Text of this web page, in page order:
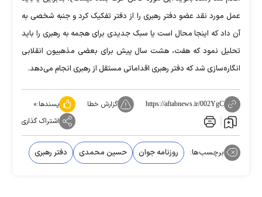
عمل مورد نقد عضو دفتر رهبری را از دفتر تفکیک کرد و جنبه شخصی به
آن داد که اینجا محال است یا سبک جدیدی برای هجمه به رهبری را باید
تحلیل نمود که هفت، هشت سال پیش برای بعضی مذهبیون انقلابی
انگاره‌سازی شد که دفتر رهبری اقداماتی مستقل از رهبری انجام می‌دهد.
https://aftabnews.ir/002YgC گزارش خطا پسندها:۰
اشتراک گذاری
برچسب‌ها: روزنامه جوان حسین محمدی دفتر رهبری